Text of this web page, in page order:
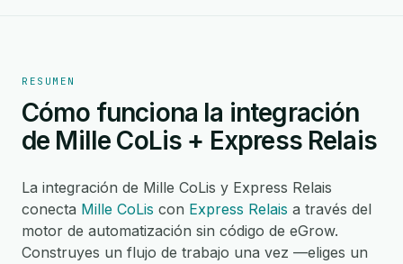
RESUMEN
Cómo funciona la integración
de Mille CoLis + Express Relais
La integración de Mille CoLis y Express Relais
conecta Mille CoLis con Express Relais a través del
motor de automatización sin código de eGrow.
Construyes un flujo de trabajo una vez —eliges un